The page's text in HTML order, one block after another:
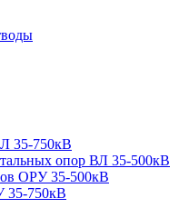
35-750кВ
опор ВЛ 35-500кВ
ОРУ 35-500кВ
35-750кВ